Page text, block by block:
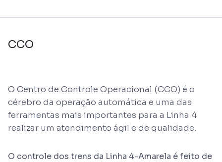
CCO
O Centro de Controle Operacional (CCO) é o
cérebro da operação automática e uma das
ferramentas mais importantes para a Linha 4
realizar um atendimento ágil e de qualidade.
O controle dos trens da Linha 4-Amarela é feito de